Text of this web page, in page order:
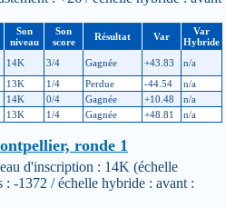
Son
niveau
Son
score
Résultat Var
Var
Hybride
14K 3/4 Gagnée +43.83
n/a
13K 1/4 Perdue -44.54
n/a
14K 0/4 Gagnée +10.48
n/a
13K 1/4 Gagnée +48.81 n/a
ronde 1
d'inscription : 14K (échelle
-1372 / échelle hybride : avant :